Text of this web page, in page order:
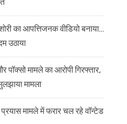
का आपत्तिजनक वीडियो बनाया…
उठाया
मामले का आरोपी गिरफ्तार,
मामला
मामले में फरार चल रहे वॉन्टेड